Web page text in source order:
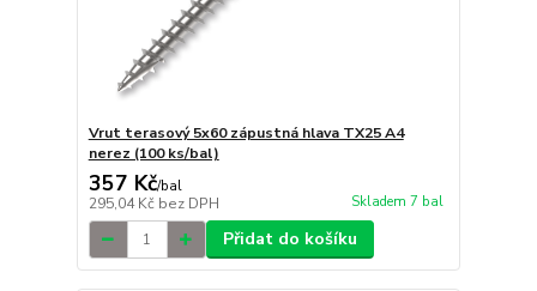
Vrut terasový 5x60 zápustná hlava TX25 A4
nerez (100 ks/bal)
357 Kč/bal
295,04 Kč bez DPH Skladem 7 bal
Přidat do košíku